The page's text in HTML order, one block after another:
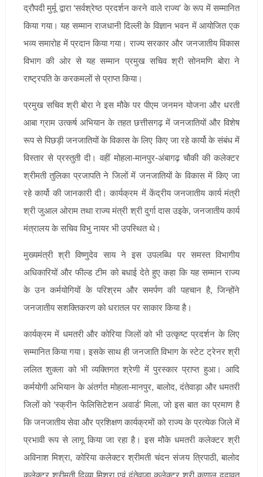
द्रौपदी मुर्मू द्वारा ‘सर्वश्रेष्ठ प्रदर्शन करने वाले राज्य’ के रूप में सम्मानित
किया गया। यह सम्मान राजधानी दिल्ली के विज्ञान भवन में आयोजित एक
भव्य समारोह में प्रदान किया गया। राज्य सरकार और जनजातीय विकास
विभाग की ओर से यह सम्मान प्रमुख सचिव श्री सोनमणि बोरा ने
राष्ट्रपति के करकमलों से प्राप्त किया।
प्रमुख सचिव श्री बोरा ने इस मौके पर पीएम जनमन योजना और धरती
आबा ग्राम उत्कर्ष अभियान के तहत छत्तीसगढ़ में जनजातियों और विशेष
रूप से पिछड़ी जनजातियों के विकास के लिए किए जा रहे कार्यो के संबंध में
विस्तार से प्रस्तुती दी। वहीं मोहला-मानपुर-अंबागढ़ चौकी की कलेक्टर
श्रीमती तुलिका प्रजापति ने जिलों में जनजातियों के विकास में किए जा
रहे कार्यो की जानकारी दी। कार्यक्रम में केंद्रीय जनजातीय कार्य मंत्री
श्री जुआल ओराम तथा राज्य मंत्री श्री दुर्गा दास उइके, जनजातीय कार्य
मंत्रालय के सचिव विभु नायर भी उपस्थित थे।
मुख्यमंत्री श्री विष्णुदेव साय ने इस उपलब्धि पर समस्त विभागीय
अधिकारियों और फील्ड टीम को बधाई देते हुए कहा कि यह सम्मान राज्य
के उन कर्मयोगियों के परिश्रम और समर्पण की पहचान है, जिन्होंने
जनजातीय सशक्तिकरण को धरातल पर साकार किया है।
कार्यक्रम में धमतरी और कोरिया जिलों को भी उत्कृष्ट प्रदर्शन के लिए
सम्मानित किया गया। इसके साथ ही जनजाति विभाग के स्टेट ट्रेनर श्री
ललित शुक्ला को भी व्यक्तिगत श्रेणी में पुरस्कार प्राप्त हुआ। आदि
कर्मयोगी अभियान के अंतर्गत मोहला-मानपुर, बालोद, दंतेवाड़ा और धमतरी
जिलों को ‘स्क्रीन फेलिसिटेशन अवार्ड’ मिला, जो इस बात का प्रमाण है
कि जनजातीय सेवा और प्रशिक्षण कार्यक्रमों को राज्य के प्रत्येक जिले में
प्रभावी रूप से लागू किया जा रहा है। इस मौके धमतरी कलेक्टर श्री
अविनाश मिश्रा, कोरिया कलेक्टर श्रीमती चंदन संजय त्रिपाठी, बालोद